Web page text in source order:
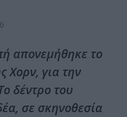
απονεμήθηκε το
Χορν, για την
δέντρο του
σε σκηνοθεσία